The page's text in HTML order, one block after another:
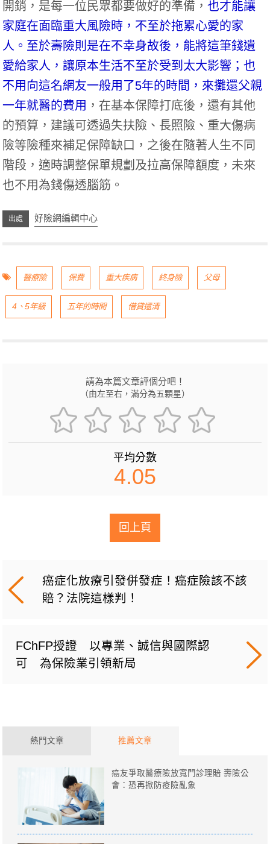
開銷，是每一位民眾都要做好的準備，也才能讓
家庭在面臨重大風險時，不至於拖累心愛的家
人。至於壽險則是在不幸身故後，能將這筆錢遺
愛給家人，讓原本生活不至於受到太大影響；也
不用向這名網友一般用了5年的時間，來攤還父親
一年就醫的費用 ，在基本保障打底後，還有其他
的預算，建議可透過失扶險、長照險、重大傷病
險等險種來補足保障缺口，之後在隨著人生不同
階段，適時調整保單規劃及拉高保障額度，未來
也不用為錢傷透腦筋。
好險網編輯中心
醫療險 保費 重大疾病 終身險 父母
4、5年級 五年的時間 借貸還清
請為本篇文章評個分吧！
（由左至右，滿分為五顆星）
平均分數
4.05
回上頁
癌症化放療引發併發症！癌症險該不該
賠？法院這樣判！
FChFP授證 以專業、誠信與國際認
可 為保險業引領新局
熱門文章 推薦文章
癌友爭取醫療險放寬門診理賠 壽險公
會：恐再掀防疫險亂象